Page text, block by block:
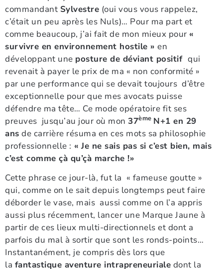
commandant Sylvestre (oui vous vous rappelez,
c’était un peu après les Nuls)… Pour ma part et
comme beaucoup, j’ai fait de mon mieux pour «
survivre en environnement hostile » en
développant une posture de déviant positif qui
revenait à payer le prix de ma « non conformité »
par une performance qui se devait toujours d’être
exceptionnelle pour que mes avocats puisse
défendre ma tête… Ce mode opératoire fit ses
preuves jusqu’au jour où mon 37ème N+1 en 29
ans de carrière résuma en ces mots sa philosophie
professionnelle : « Je ne sais pas si c’est bien, mais
c’est comme çà qu’çà marche !»
Cette phrase ce jour-là, fut la « fameuse goutte »
qui, comme on le sait depuis longtemps peut faire
déborder le vase, mais aussi comme on l’a appris
aussi plus récemment, lancer une Marque Jaune à
partir de ces lieux multi-directionnels et dont a
parfois du mal à sortir que sont les ronds-points…
Instantanément, je compris dès lors que
la fantastique aventure intrapreneuriale dont la